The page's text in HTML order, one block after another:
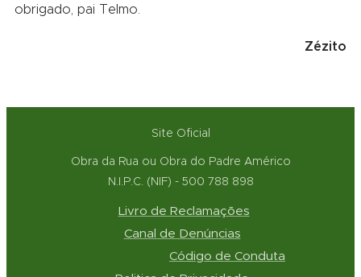
obrigado, pai Telmo.
Zézito
Site Oficial
Obra da Rua ou Obra do Padre Américo
N.I.P.C. (NIF) - 500 788 898
Livro de Reclamações
Canal de Denúncias
Código de Conduta